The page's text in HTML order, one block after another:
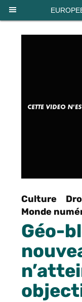
Culture
Monde
Géo-